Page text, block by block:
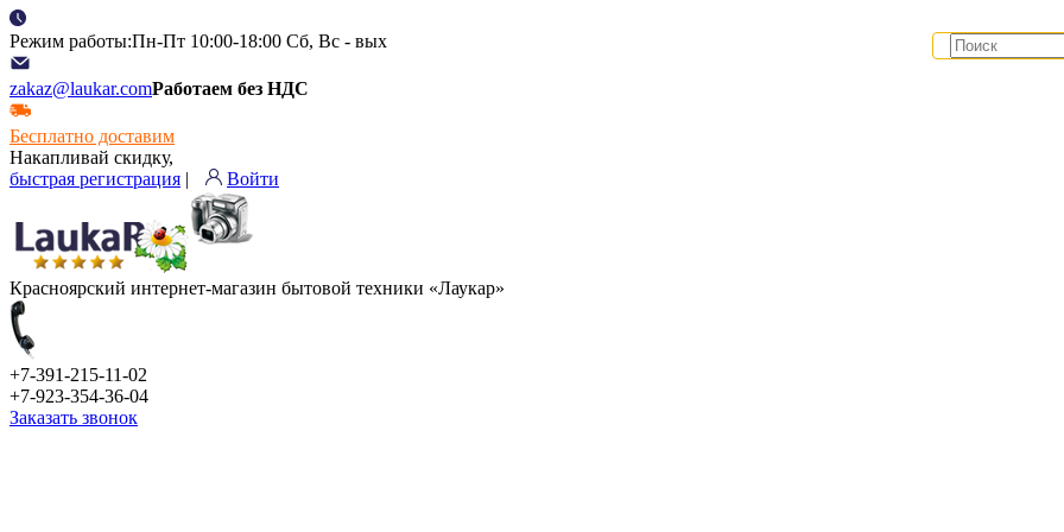
Режим работы:Пн-Пт 10:00-18:00 Сб, Вс - вых
zakaz@laukar.comРаботаем без НДС
Бесплатно доставим
Накапливай скидку,
быстрая регистрация | Войти
Красноярский интернет-магазин бытовой техники «Лаукар»
+7-391-215-11-02
+7-923-354-36-04
Заказать звонок